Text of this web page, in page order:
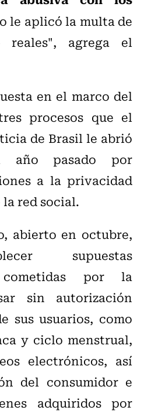
le aplicó la multa de
reales", agrega el
en el marco del
procesos que el
de Brasil le abrió
año pasado por
a la privacidad
la red social.
abierto en octubre,
supuestas
cometidas por la
sin autorización
sus usuarios, como
y ciclo menstrual,
electrónicos, así
del consumidor e
adquiridos por